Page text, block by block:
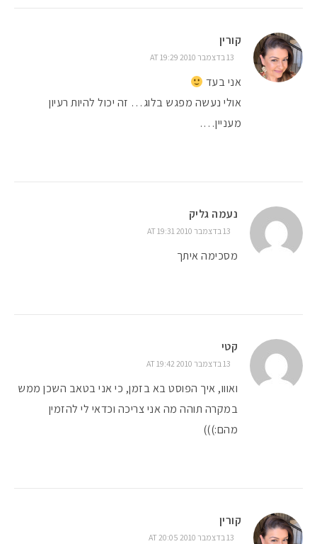
קורין
13 בדצמבר 2010 AT 19:29
אני בעד
אולי נעשה מפגש בלוג… זה יכול להיות רעיון
מעניין….
נעמה גליק
13 בדצמבר 2010 AT 19:31
מסכימה איתך
קטי
13 בדצמבר 2010 AT 19:42
ואווו, איך הפוסט בא בזמן, כי אני בטאב השכן ממש
במקרה תוהה מה אני צריכה וכדאי לי להזמין
מהם:)))
קורין
13 בדצמבר 2010 AT 20:05